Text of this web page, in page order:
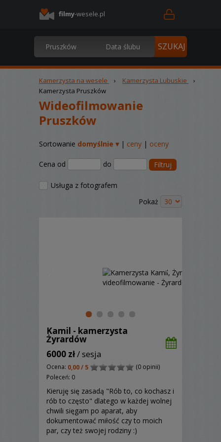
filmy-wesele.pl
Kamerzysta na wesele › Kamerzysta Lubuskie
›
Kamerzysta Pruszków
Wideofilmowanie
Pruszków
Sortowanie domyślnie ▾| ceny | oceny
Cena od do Filtruj
Usługa z fotografem
Pokaż
Kamil - kamerzysta
Żyrardów
6000 zł/ sesja
Ocena: 0,00 / 5
(0 opinii)
Poleceń: 0
Kieruję się zasadą "Rób to, co kochasz i
rób to często" dlatego w każdej wolnej
chwili sięgam po aparat, aby
dokumentować miłość czy to moich
par, czy też swojej rodziny :)